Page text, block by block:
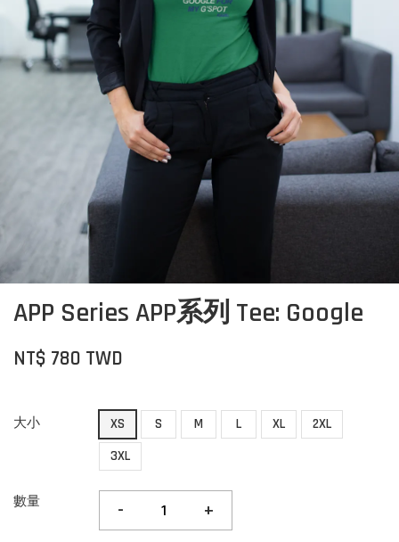
APP Series APP系列 Tee: Google
NT$ 780 TWD
大小 XS S M L XL
2XL
3XL
數量 - +